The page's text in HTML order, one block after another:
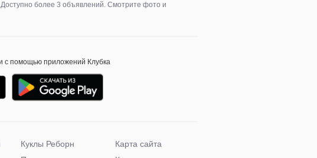
более 3 объявлений. Смотрите фото и
с помощью приложений Клубка
Куклы Реборн
Карта сайта